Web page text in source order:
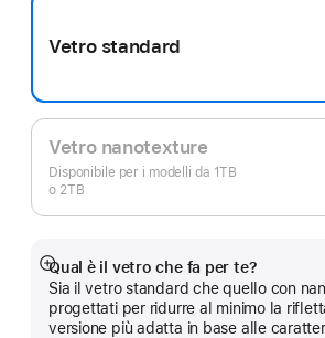
Vetro standard
Vetro nanotexture
Disponibile per i modelli da 1TB
o 2TB
Qual è il vetro che fa per te?
Sia il vetro standard che quello con
progettati per ridurre al minimo la
versione più adatta in base alle
Mostra
di
più